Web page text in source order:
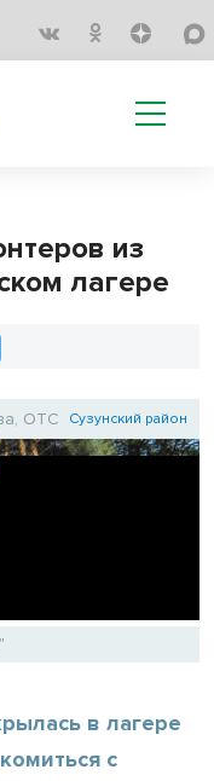
из
лагере
ОТС Сузунский район
в лагере
с